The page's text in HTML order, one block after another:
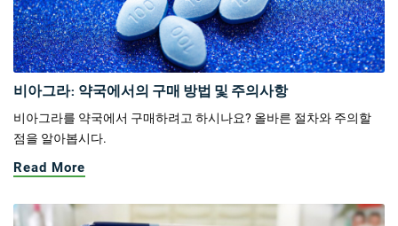
비아그라: 약국에서의 구매 방법 및 주의사항
비아그라를 약국에서 구매하려고 하시나요? 올바른 절차와 주의할
점을 알아봅시다.
Read More